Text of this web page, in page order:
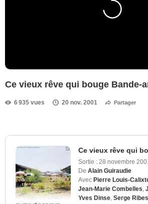
Ce vieux rêve qui bouge Bande-
6 935 vues 20 nov. 2001 Partager
Ce vieux rêve qui
Sortie : 28 novembre
De Alain Guiraudie
Avec Pierre Louis-
Jean-Marie Combelles
Yves Dinse Serge Ribes